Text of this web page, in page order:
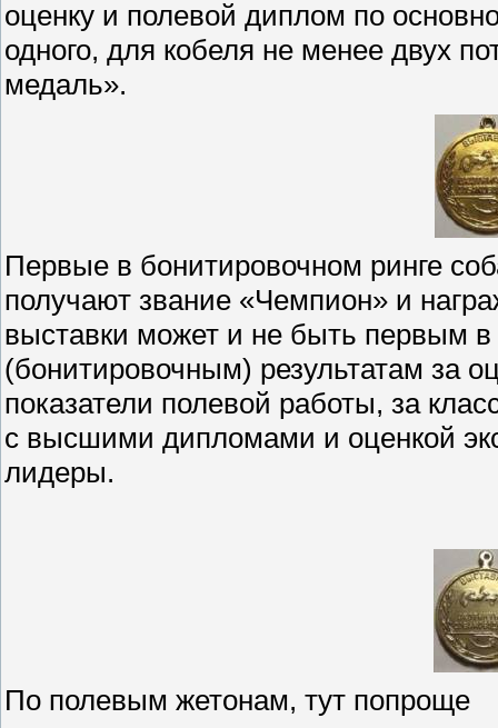
оценку и полевой диплом по
одного, для кобеля не менее двух
медаль».
Первые в бонитировочном ринге
получают звание «Чемпион» и
выставки может и не быть первым
(бонитировочным) результатам за
показатели полевой работы, за
с высшими дипломами и оценкой
лидеры.
По полевым жетонам, тут попроще